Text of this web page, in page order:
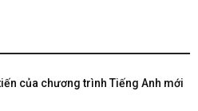
của chương trình Tiếng Anh mới